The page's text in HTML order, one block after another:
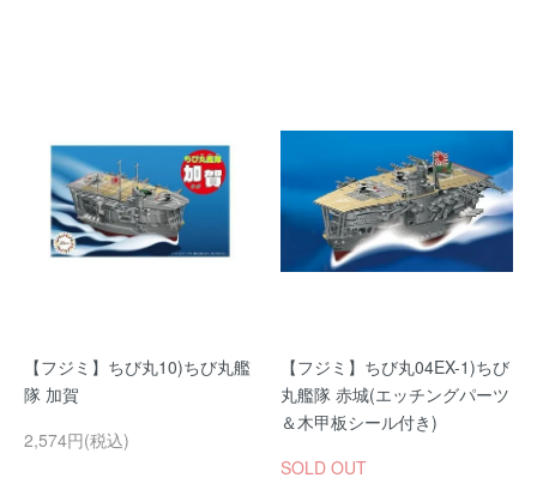
【フジミ】ちび丸10)ちび丸艦
隊 加賀
2,574円(税込)
【フジミ】ちび丸04EX-1)ちび
丸艦隊 赤城(エッチングパーツ
＆木甲板シール付き)
SOLD OUT